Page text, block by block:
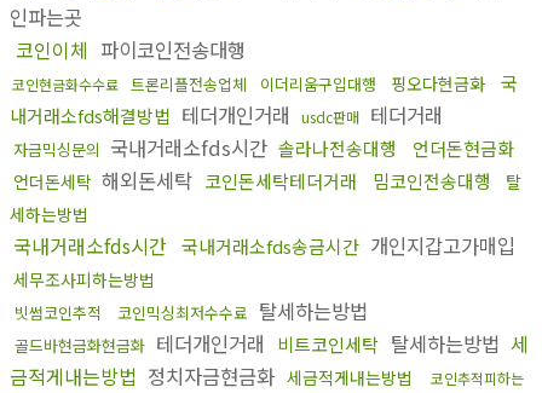
인파는곳
코인이체 파이코인전송대행
코인현금화수수료 트론리플전송업체 이더리움구입대행 핑오다현금화
국
내거래소fds해결방법 테더개인거래 usdc판매 테더거래
자금믹싱문의 국내거래소fds시간 솔라나전송대행 언더돈현금화
언더돈세탁 해외돈세탁 코인돈세탁테더거래 밈코인전송대행
탈
세하는방법
국내거래소fds시간 국내거래소fds송금시간 개인지갑고가매입
세무조사피하는방법
빗썸코인추적 코인믹싱최저수수료 탈세하는방법
골드바현금화현금화 테더개인거래 비트코인세탁 탈세하는방법 세
금적게내는방법 정치자금현금화 세금적게내는방법
코인추적피하는